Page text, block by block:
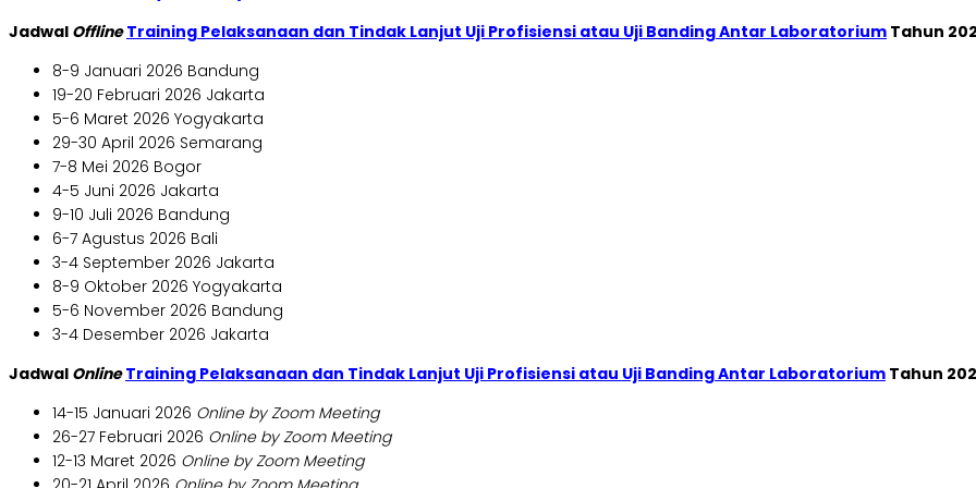
Jadwal Offline Training Pelaksanaan dan Tindak Lanjut Uji Profisiensi atau Uji Banding Antar Laboratorium Tahun
8-9 Januari 2026 Bandung
19-20 Februari 2026 Jakarta
5-6 Maret 2026 Yogyakarta
29-30 April 2026 Semarang
7-8 Mei 2026 Bogor
4-5 Juni 2026 Jakarta
9-10 Juli 2026 Bandung
6-7 Agustus 2026 Bali
3-4 September 2026 Jakarta
8-9 Oktober 2026 Yogyakarta
5-6 November 2026 Bandung
3-4 Desember 2026 Jakarta
Jadwal Online Training Pelaksanaan dan Tindak Lanjut Uji Profisiensi atau Uji Banding Antar Laboratorium Tahun
14-15 Januari 2026 Online by Zoom Meeting
26-27 Februari 2026 Online by Zoom Meeting
12-13 Maret 2026 Online by Zoom Meeting